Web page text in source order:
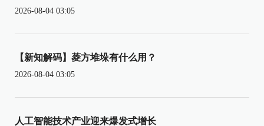
2026-08-04 03:05
【新知解码】菱方堆垛有什么用？
2026-08-04 03:05
人工智能技术产业迎来爆发式增长